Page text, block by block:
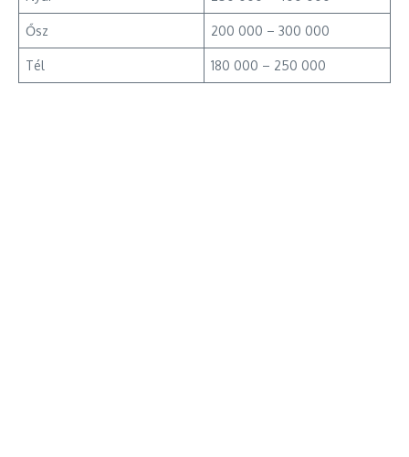
Ősz 200 000 – 300 000
Tél 180 000 – 250 000